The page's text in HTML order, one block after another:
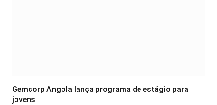
Gemcorp Angola lança programa de estágio para
jovens